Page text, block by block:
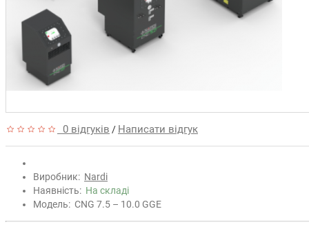
0 відгуків / Написати відгук
Виробник: Nardi
Наявність: На складі
Модель: CNG 7.5 – 10.0 GGE